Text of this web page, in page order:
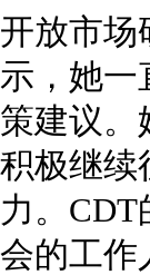
开放市场
示，她一
策建议。
积极继续
力。
会的工作